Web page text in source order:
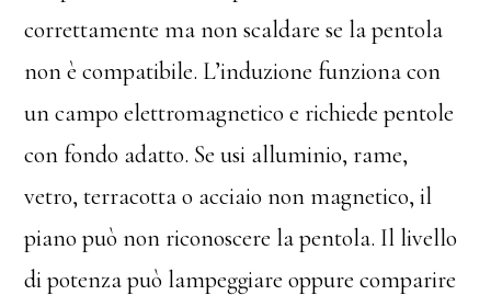
correttamente ma non scaldare se la pentola
non è compatibile. L’induzione funziona con
un campo elettromagnetico e richiede pentole
con fondo adatto. Se usi alluminio, rame,
vetro, terracotta o acciaio non magnetico, il
piano può non riconoscere la pentola. Il livello
di potenza può lampeggiare oppure comparire